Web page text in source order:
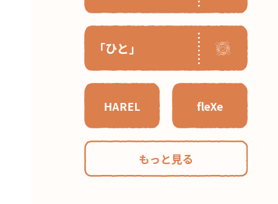
「ひと」
HAREL fleXe
もっと見る